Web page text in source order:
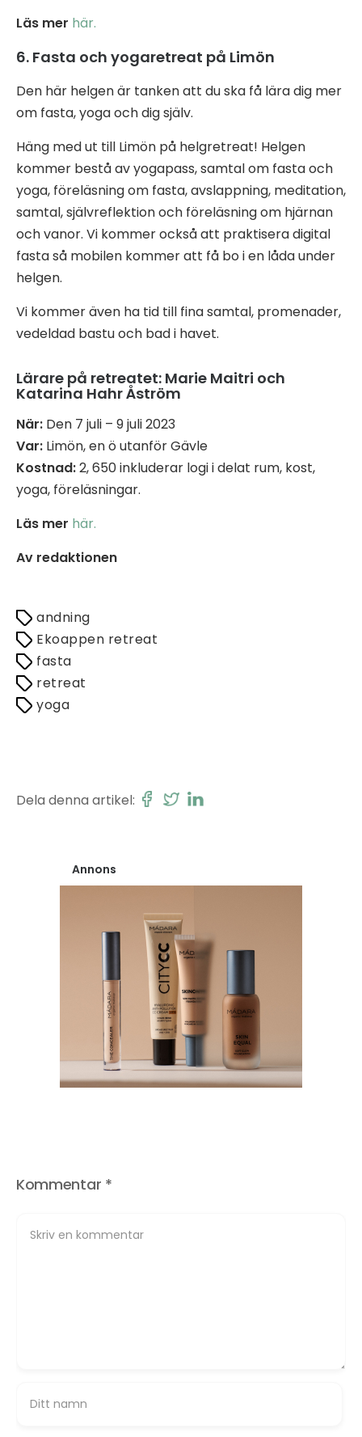
Läs mer här.
6. Fasta och yogaretreat på Limön
Den här helgen är tanken att du ska få lära dig mer
om fasta, yoga och dig själv.
Häng med ut till Limön på helgretreat! Helgen
kommer bestå av yogapass, samtal om fasta och
yoga, föreläsning om fasta, avslappning, meditation,
samtal, självreflektion och föreläsning om hjärnan
och vanor. Vi kommer också att praktisera digital
fasta så mobilen kommer att få bo i en låda under
helgen.
Vi kommer även ha tid till fina samtal, promenader,
vedeldad bastu och bad i havet.
Lärare på retreatet: Marie Maitri och
Katarina Hahr Åström
När: Den 7 juli – 9 juli 2023
Var: Limön, en ö utanför Gävle
Kostnad:2, 650 inkluderar logi i delat rum, kost,
yoga, föreläsningar.
Läs mer här.
Av redaktionen
andning
Ekoappen retreat
fasta
retreat
yoga
Dela denna artikel:
Annons
Kommentar *